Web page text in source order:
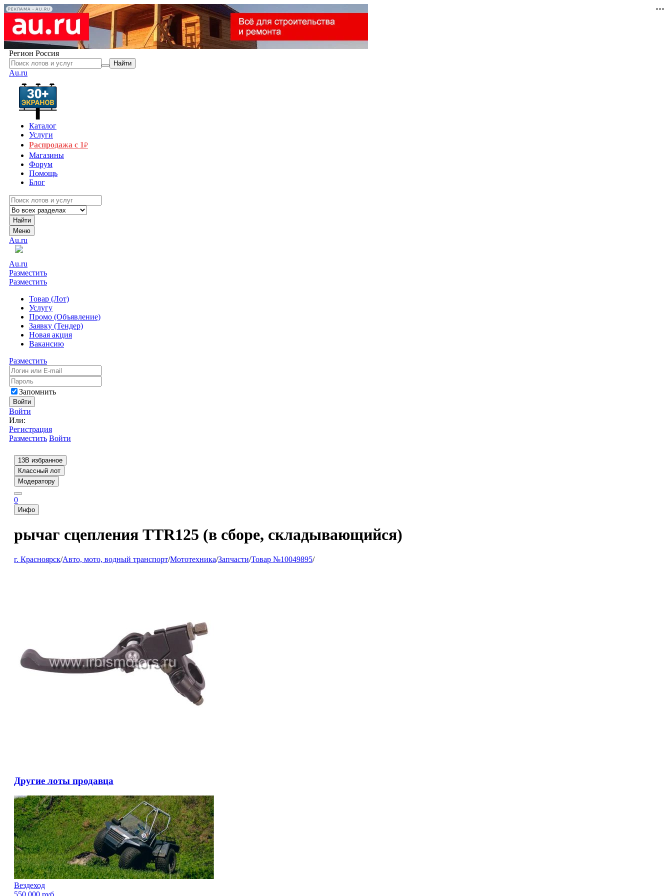
РЕКЛАМА • AU.RU
Регион Россия
Найти
Au.ru
Каталог
Услуги
Распродажа с 1₽
Магазины
Форум
Помощь
Блог
Найти
Меню
Au.ru
Au.ru
Разместить
Разместить
Товар (Лот)
Услугу
Промо (Объявление)
Заявку (Тендер)
Новая акция
Вакансию
Разместить
Запомнить
Войти
Войти
Или:
Регистрация
Разместить Войти
13В избранное
Классный лот
Модератору
0
Инфо
рычаг сцепления TTR125 (в сборе, складывающийся)
г. Красноярск/Авто, мото, водный транспорт/Мототехника/Запчасти/Товар №10049895/
Другие лоты продавца
Вездеход